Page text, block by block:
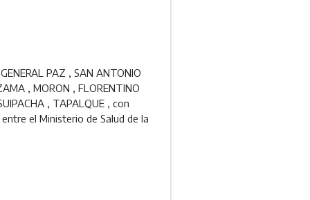
PAZ , SAN ANTONIO
, MORON , FLORENTINO
, TAPALQUE , con
el Ministerio de Salud de la